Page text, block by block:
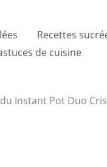
Recettes
de cuisine
Instant Pot Duo